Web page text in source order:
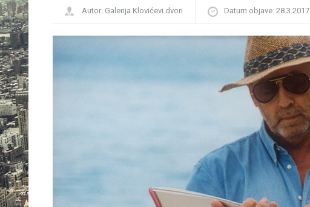
Autor: Galerija Klovićevi dvori Datum objave: 28.3.2017.